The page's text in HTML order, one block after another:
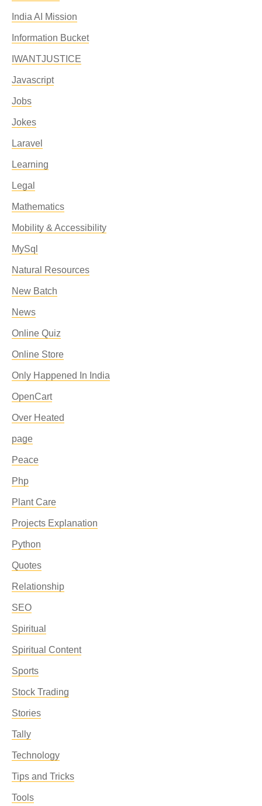
India AI Mission
Information Bucket
IWANTJUSTICE
Javascript
Jobs
Jokes
Laravel
Learning
Legal
Mathematics
Mobility & Accessibility
MySql
Natural Resources
New Batch
News
Online Quiz
Online Store
Only Happened In India
OpenCart
Over Heated
page
Peace
Php
Plant Care
Projects Explanation
Python
Quotes
Relationship
SEO
Spiritual
Spiritual Content
Sports
Stock Trading
Stories
Tally
Technology
Tips and Tricks
Tools